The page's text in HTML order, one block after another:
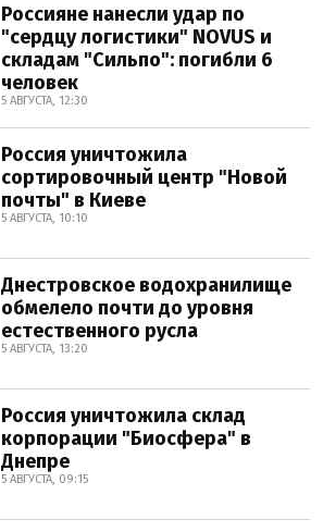
Россияне нанесли удар по
"сердцу логистики" NOVUS и
складам "Сильпо": погибли 6
человек
5 АВГУСТА, 12:30
Россия уничтожила
сортировочный центр "Новой
почты" в Киеве
5 АВГУСТА, 10:10
Днестровское водохранилище
обмелело почти до уровня
естественного русла
5 АВГУСТА, 13:20
Россия уничтожила склад
корпорации "Биосфера" в
Днепре
5 АВГУСТА, 09:15